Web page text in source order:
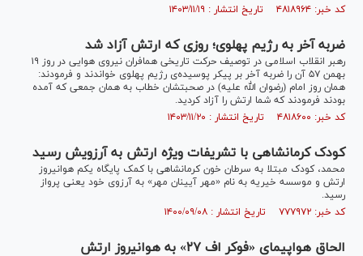
کد خبر: ۴۸۱۸۹۶۴ تاریخ انتشار : ۱۴۰۳/۱۱/۱۹
ضربه آخر به رژیم پهلوی؛ روزی که ارتش آزاد شد
رهبر انقلاب اسلامی در توصیف حرکت تاریخی همافران نیروی هوایی در روز ۱۹
بهمن ۵۷ آن را ضربه‌ آخر بر پیکر پوسیده‌ی رژیم پهلوی خواندند و فرمودند:
همان روز امام (رضوان الله علیه) در صحبتشان خطاب به همان جمعی که آمده
بودند فرمودند که شما ارتش را آزاد کردید.
کد خبر: ۴۸۱۸۶۰۰ تاریخ انتشار : ۱۴۰۳/۱۱/۲۰
کودک کرمانشاهی با تشریفات ویژه ارتش به آرزویش رسید
محمد، کودک مبتلا به سرطان خون کرمانشاهی با کمک پایگاه یکم هوانیروز
ارتش و موسسه خیریه به نام «مهر آیینان مهر» به آرزوی خود یعنی پرواز
رسید.
کد خبر: ۷۷۷۹۷۲ تاریخ انتشار : ۱۴۰۰/۰۹/۰۸
الحاق هواپیمای «فوکر اف ۲۷» به هوانیروز ارتش